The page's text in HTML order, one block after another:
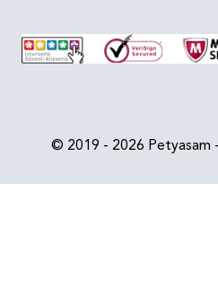
© 2019 - 2026 Petyasam -